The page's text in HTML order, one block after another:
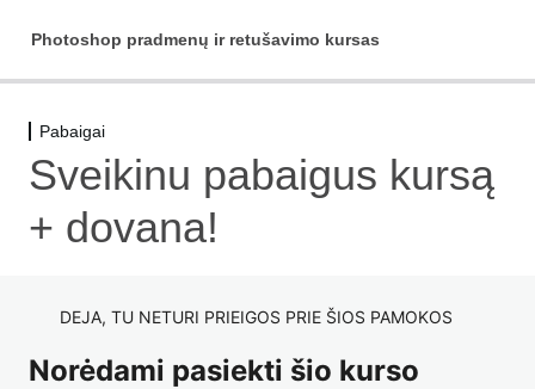
Photoshop pradmenų ir retušavimo kursas
Pradžiai
1 pamoka
I. Programos pradmenys
II. Nuotraukų retušavimas
8 pamokos
Pabaigai
Sveikinu pabaigus kursą
+ dovana!
DEJA, TU NETURI PRIEIGOS PRIE ŠIOS PAMOKOS
Norėdami pasiekti šio kurso